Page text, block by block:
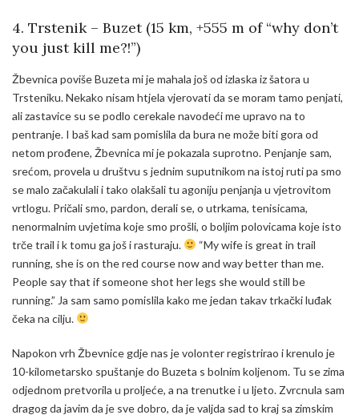
4. Trstenik – Buzet (15 km, +555 m of “why don’t
you just kill me?!”)
Žbevnica poviše Buzeta mi je mahala još od izlaska iz šatora u
Trsteniku. Nekako nisam htjela vjerovati da se moram tamo penjati,
ali zastavice su se podlo cerekale navodeći me upravo na to
pentranje. I baš kad sam pomislila da bura ne može biti gora od
netom prođene, Žbevnica mi je pokazala suprotno. Penjanje sam,
srećom, provela u društvu s jednim suputnikom na istoj ruti pa smo
se malo začakulali i tako olakšali tu agoniju penjanja u vjetrovitom
vrtlogu. Pričali smo, pardon, derali se, o utrkama, tenisicama,
nenormalnim uvjetima koje smo prošli, o boljim polovicama koje isto
trče trail i k tomu ga još i rasturaju.
“My wife is great in trail
running, she is on the red course now and way better than me.
People say that if someone shot her legs she would still be
running.” Ja sam samo pomislila kako me jedan takav trkački luđak
čeka na cilju.
Napokon vrh Žbevnice gdje nas je volonter registrirao i krenulo je
10-kilometarsko spuštanje do Buzeta s bolnim koljenom. Tu se zima
odjednom pretvorila u proljeće, a na trenutke i u ljeto. Zvrcnula sam
dragog da javim da je sve dobro, da je valjda sad to kraj sa zimskim